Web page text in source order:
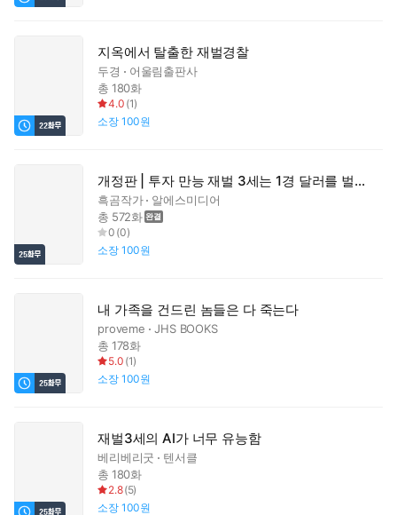
지옥에서 탈출한 재벌경찰
두경
어울림출판사
총 180화
4.0 (1)
소장 100원
개정판 | 투자 만능 재벌 3세는 1경 달러를 벌었다
흑곰작가
알에스미디어
총 572화
0 (0)
소장 100원
내 가족을 건드린 놈들은 다 죽는다
proveme
JHS BOOKS
총 178화
5.0 (1)
소장 100원
재벌3세의 AI가 너무 유능함
베리베리굿
텐서클
총 180화
2.8(5)
소장 100원